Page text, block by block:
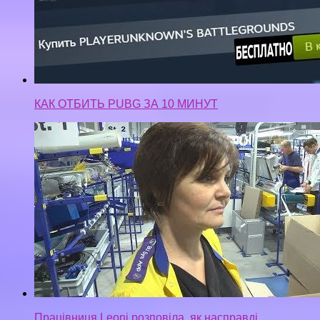
КАК ОТБИТЬ PUBG ЗА 10 МИНУТ
Працівниця Leoni pозповіла, як насправді